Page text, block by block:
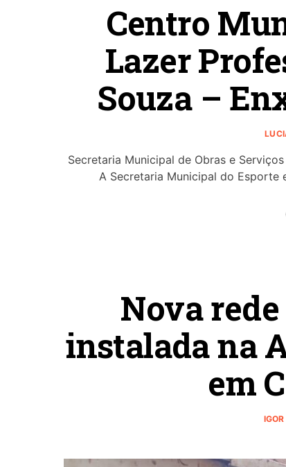
Centro
Lazer
Souza –
Secretaria Municipal de Obras e
A Secretaria Municipal do Esporte
Nova
instalada na
em